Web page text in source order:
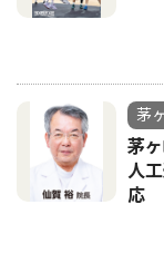
茅
茅
人
応